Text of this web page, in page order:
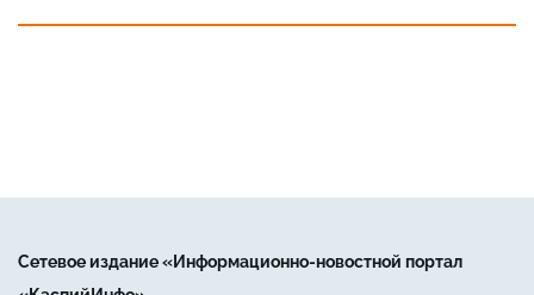
Сетевое издание «Информационно-новостной портал